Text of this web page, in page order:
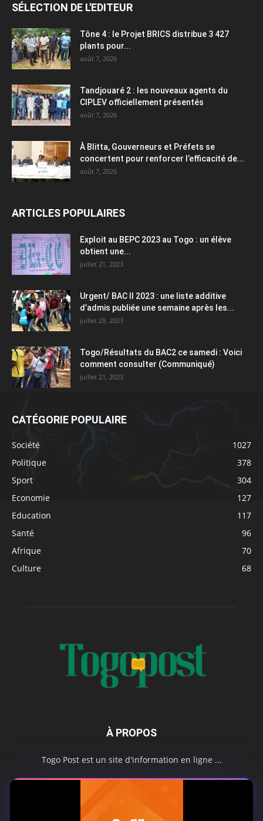
SÉLECTION DE L'EDITEUR
Tône 4 : le Projet BRICS distribue 3 427
plants pour...
août 7, 2026
Tandjouaré 2 : les nouveaux agents du
CIPLEV officiellement présentés
août 7, 2026
À Blitta, Gouverneurs et Préfets se
concertent pour renforcer l’efficacité de...
août 7, 2026
ARTICLES POPULAIRES
Exploit au BEPC 2023 au Togo : un élève
obtient une...
juillet 21, 2023
Urgent/ BAC II 2023 : une liste additive
d’admis publiée une semaine après les...
juillet 29, 2023
Togo/Résultats du BAC2 ce samedi : Voici
comment consulter (Communiqué)
juillet 21, 2023
CATÉGORIE POPULAIRE
Société
1027
Politique
378
Sport
304
Economie
127
Education
117
Santé
96
Afrique
70
Culture
68
À PROPOS
Togo Post est un site d'information en ligne ...
Contactez-nous: